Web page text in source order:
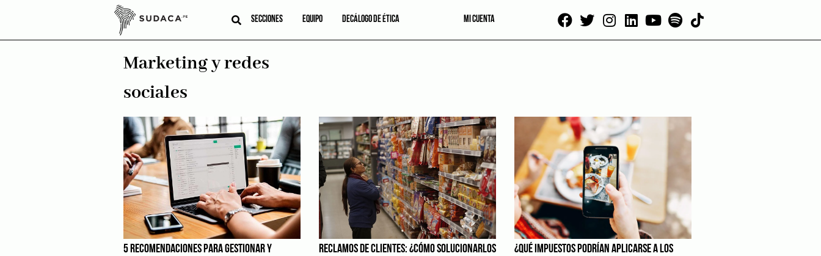
SECCIONES EQUIPO DECÁLOGO DE ÉTICA MI CUENTA
Marketing y redes
sociales
5 RECOMENDACIONES PARA GESTIONAR Y
RECLAMOS DE CLIENTES: ¿CÓMO SOLUCIONARLOS
¿QUÉ IMPUESTOS PODRÍAN APLICARSE A LOS